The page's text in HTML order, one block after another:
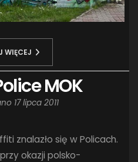
WIĘCEJ
MOK
17 lipca 2011
znalazło się w Policach.
okazji polsko-